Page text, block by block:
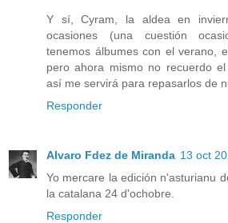
Y sí, Cyram, la aldea en
ocasiones (una cuestión
tenemos álbumes con el verano,
pero ahora mismo no recuerdo
así me servirá para repasarlos de
Responder
Alvaro Fdez de Miranda 13 oct
Yo mercare la edición n'asturianu
la catalana 24 d'ochobre.
Responder